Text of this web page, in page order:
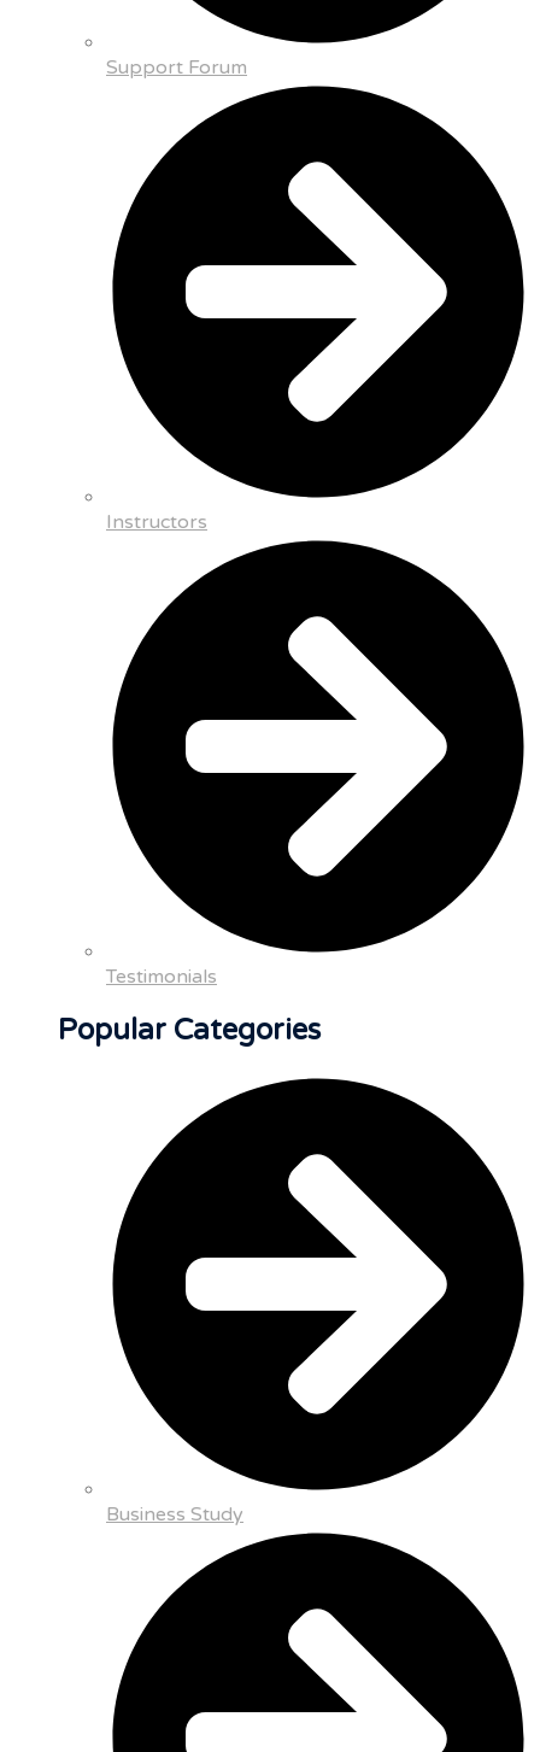
Support Forum
Instructors
Testimonials
Popular Categories
Business Study